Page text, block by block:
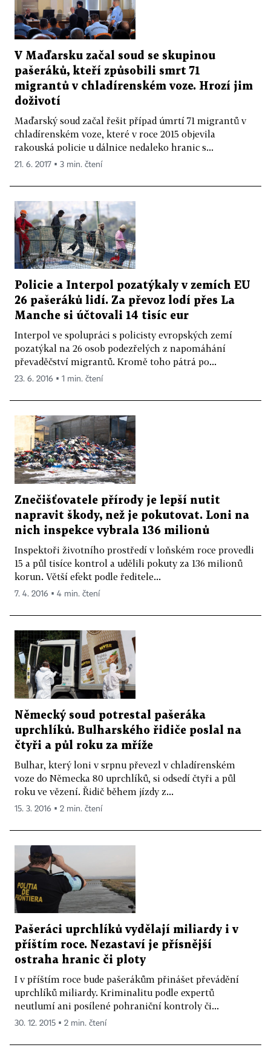
V Maďarsku začal soud se skupinou
pašeráků, kteří způsobili smrt 71
migrantů v chladírenském voze. Hrozí jim
doživotí
Maďarský soud začal řešit případ úmrtí 71 migrantů v
chladírenském voze, které v roce 2015 objevila
rakouská policie u dálnice nedaleko hranic s...
21. 6. 2017 ▪ 3 min. čtení
Policie a Interpol pozatýkaly v zemích EU
26 pašeráků lidí. Za převoz lodí přes La
Manche si účtovali 14 tisíc eur
Interpol ve spolupráci s policisty evropských zemí
pozatýkal na 26 osob podezřelých z napomáhání
převaděčství migrantů. Kromě toho pátrá po...
23. 6. 2016 ▪ 1 min. čtení
Znečišťovatele přírody je lepší nutit
napravit škody, než je pokutovat. Loni na
nich inspekce vybrala 136 milionů
Inspektoři životního prostředí v loňském roce provedli
15 a půl tisíce kontrol a udělili pokuty za 136 milionů
korun. Větší efekt podle ředitele...
7. 4. 2016 ▪ 4 min. čtení
Německý soud potrestal pašeráka
uprchlíků. Bulharského řidiče poslal na
čtyři a půl roku za mříže
Bulhar, který loni v srpnu převezl v chladírenském
voze do Německa 80 uprchlíků, si odsedí čtyři a půl
roku ve vězení. Řidič během jízdy z...
15. 3. 2016 ▪ 2 min. čtení
Pašeráci uprchlíků vydělají miliardy i v
příštím roce. Nezastaví je přísnější
ostraha hranic či ploty
I v příštím roce bude pašerákům přinášet převádění
uprchlíků miliardy. Kriminalitu podle expertů
neutlumí ani posílené pohraniční kontroly či...
30. 12. 2015 ▪ 2 min. čtení